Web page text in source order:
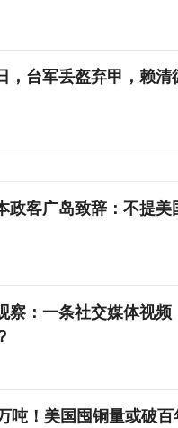
，台军丢盔弃甲，赖
政客广岛致辞：不提
察：一条社交媒体视
吨！美国囤铜量或破